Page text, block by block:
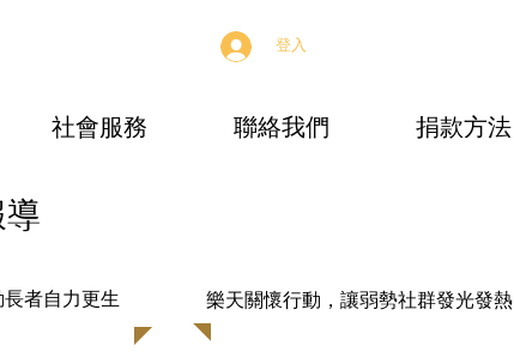
登入
社會服務 聯絡我們 捐款方法
者自力更生 樂天關懷行動，讓弱勢社群發光發熱